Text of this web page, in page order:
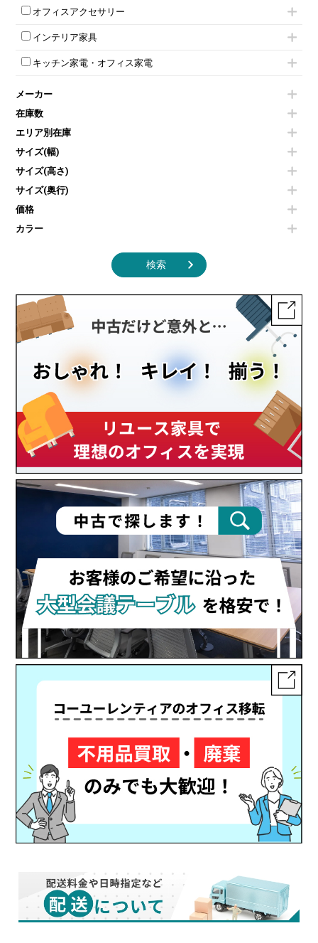
ダイヤル錠ロッカー
ワードローブ・クローゼット
会議テーブルW1800～
平行スタックテーブル
会議テーブルその他
ミーティングチェアその他
パーテーションその他
壁掛けホワイトボード
ホワイトボードその他
電話機（ビジネスフォン）
シュレッダー
スクリーン
その他OA機器
オフィスアクセサリー
チェア用台車
演台・講演台・演説台
防音パネル
コートハンガー・ポールハンガー
傘立て
食器棚・キッチンキャビネット
カタログスタンド
オフィスアクセサリーその他
インテリア家具
モールドチェア
ダイニングチェア
カウンターテーブル
センターテーブル・サイドテーブル
ベンチ・スツール
ソファ
シェルフ
ダストボックス（ゴミ箱）
インテリア家具その他
キッチン家電・オフィス家電
冷蔵庫・洗濯機
空気清浄機・加湿器
液晶テレビ・モニター類
エアコン
照明機器
掃除機
季節家電
メーカー
在庫数
エリア別在庫
サイズ(幅)
サイズ(高さ)
サイズ(奥行)
価格
カラー
検索